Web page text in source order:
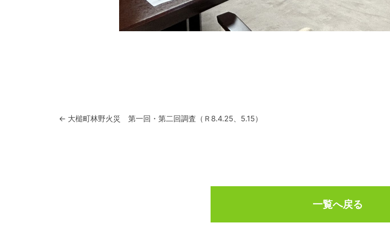
投稿ナビゲーション
← 大槌町林野火災 第一回・第二回調査（Ｒ8.4.25、5.15）
一覧へ戻る